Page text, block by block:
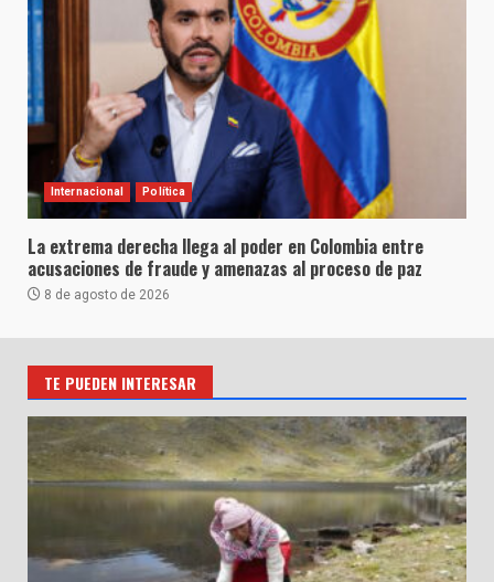
Internacional Política
La extrema derecha llega al poder en Colombia entre
acusaciones de fraude y amenazas al proceso de paz
8 de agosto de 2026
TE PUEDEN INTERESAR